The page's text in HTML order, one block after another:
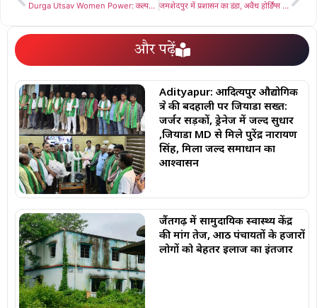
Durga Utsav Women Power: कल्पनापुरी में महिलाओं की अगुवाई में भव्य दुर्गा उत्सव का आयोजन, बच्चों के नाट्य मंचन और महिलाओं के डांडिया से गूंजा पूजा पंडाल जमशेदपुर में प्रशासन का डंडा, अवैध होर्डिंग्स पर गिरी गाज
और पढ़ें
Adityapur: आदित्यपुर औद्योगिक
क्षेत्र की बदहाली पर जियाडा सख्त:
जर्जर सड़कों, ड्रेनेज में जल्द सुधार
,जियाडा MD से मिले पुरेंद्र नारायण
सिंह, मिला जल्द समाधान का
आश्वासन
जैंतगढ़ में सामुदायिक स्वास्थ्य केंद्र
की मांग तेज, आठ पंचायतों के हजारों
लोगों को बेहतर इलाज का इंतजार